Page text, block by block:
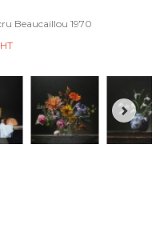
Beaucaillou 1970